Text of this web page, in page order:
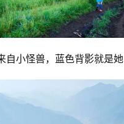
自小怪兽，蓝色背影就是她